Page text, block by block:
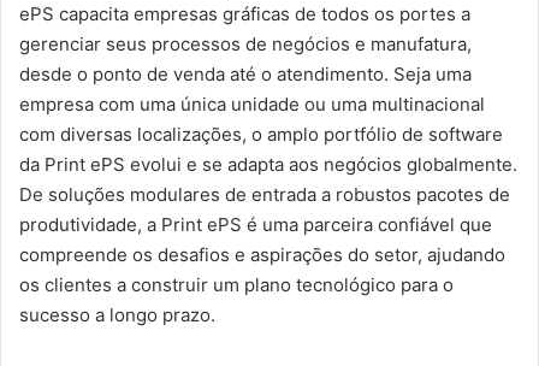
ePS capacita empresas gráficas de todos os portes a
gerenciar seus processos de negócios e manufatura,
desde o ponto de venda até o atendimento. Seja uma
empresa com uma única unidade ou uma multinacional
com diversas localizações, o amplo portfólio de software
da Print ePS evolui e se adapta aos negócios globalmente.
De soluções modulares de entrada a robustos pacotes de
produtividade, a Print ePS é uma parceira confiável que
compreende os desafios e aspirações do setor, ajudando
os clientes a construir um plano tecnológico para o
sucesso a longo prazo.